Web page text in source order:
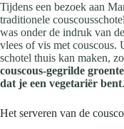
Tijdens een bezoek aan
traditionele
was onder de indruk van
vlees of vis met couscous.
schotel thuis kan maken,
couscous-gegrilde
dat je een vegetariër bent.
Het serveren van de